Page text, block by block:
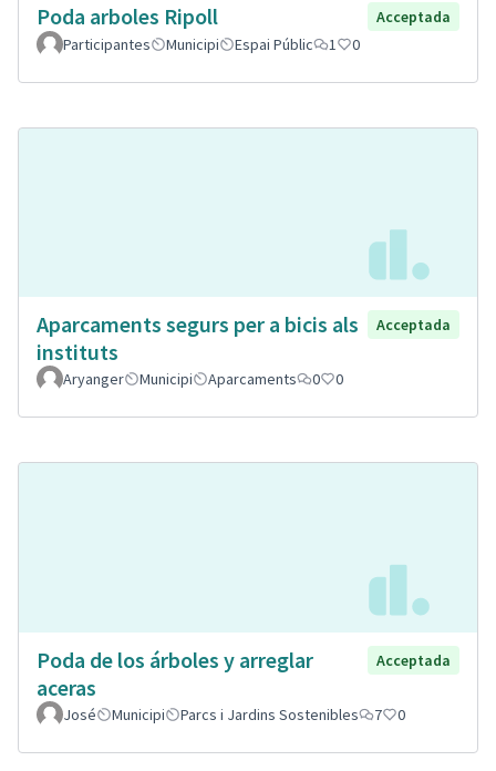
Poda arboles Ripoll
Acceptada
Participantes
Municipi Espai Públic 1 0
Aparcaments segurs per a bicis als
instituts
Acceptada
Aryanger Municipi Aparcaments 0 0
Poda de los árboles y arreglar
aceras
Acceptada
José Municipi Parcs i Jardins Sostenibles 7 0